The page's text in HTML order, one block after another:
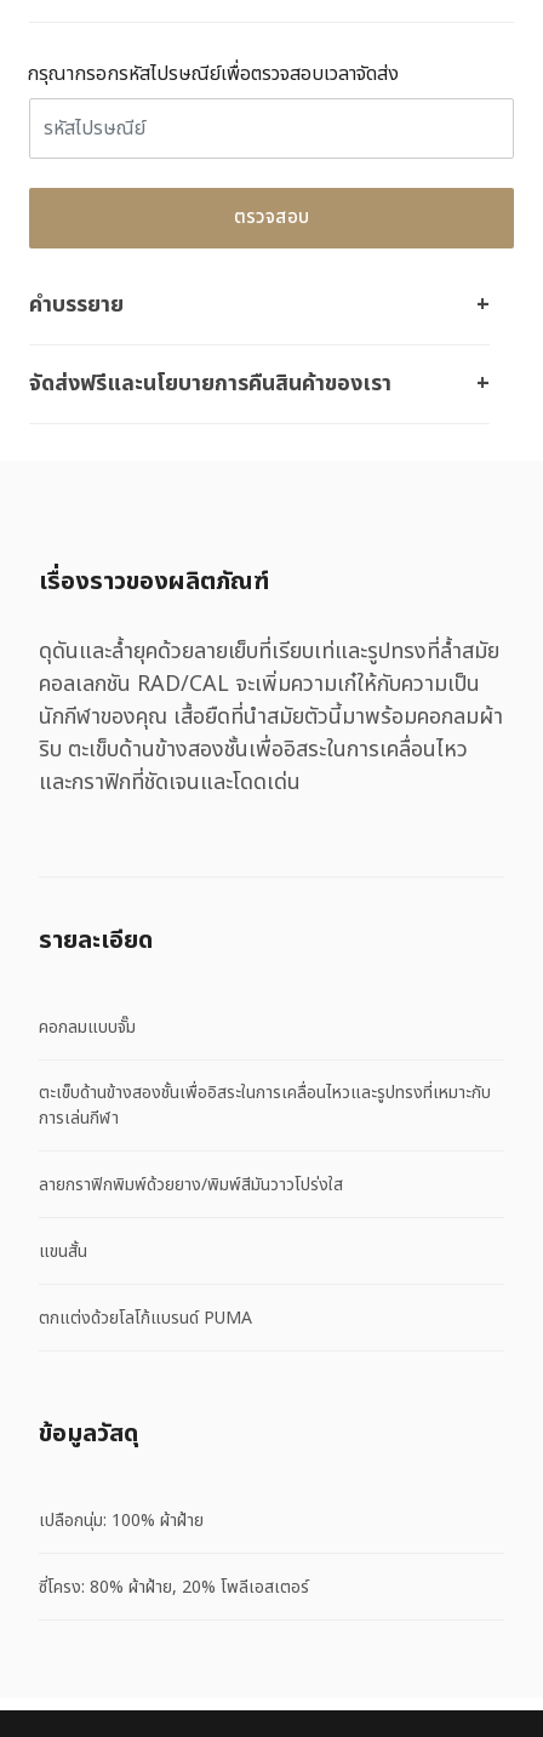
กรุณากรอกรหัสไปรษณีย์เพื่อตรวจสอบเวลาจัดส่ง
ตรวจสอบ
คำบรรยาย
จัดส่งฟรีและนโยบายการคืนสินค้าของเรา
เรื่องราวของผลิตภัณฑ์
ดุดันและล้ำยุคด้วยลายเย็บที่เรียบเท่และรูปทรงที่ล้ำสมัย
คอลเลกชัน RAD/CAL จะเพิ่มความเก๋ให้กับความเป็น
นักกีฬาของคุณ เสื้อยืดที่นำสมัยตัวนี้มาพร้อมคอกลมผ้า
ริบ ตะเข็บด้านข้างสองชั้นเพื่ออิสระในการเคลื่อนไหว
และกราฟิกที่ชัดเจนและโดดเด่น
รายละเอียด
คอกลมแบบจั๊ม
ตะเข็บด้านข้างสองชั้นเพื่ออิสระในการเคลื่อนไหวและรูปทรงที่เหมาะกับ
การเล่นกีฬา
ลายกราฟิกพิมพ์ด้วยยาง/พิมพ์สีมันวาวโปร่งใส
แขนสั้น
ตกแต่งด้วยโลโก้แบรนด์ PUMA
ข้อมูลวัสดุ
เปลือกนุ่ม: 100% ผ้าฝ้าย
ซี่โครง: 80% ผ้าฝ้าย, 20% โพลีเอสเตอร์